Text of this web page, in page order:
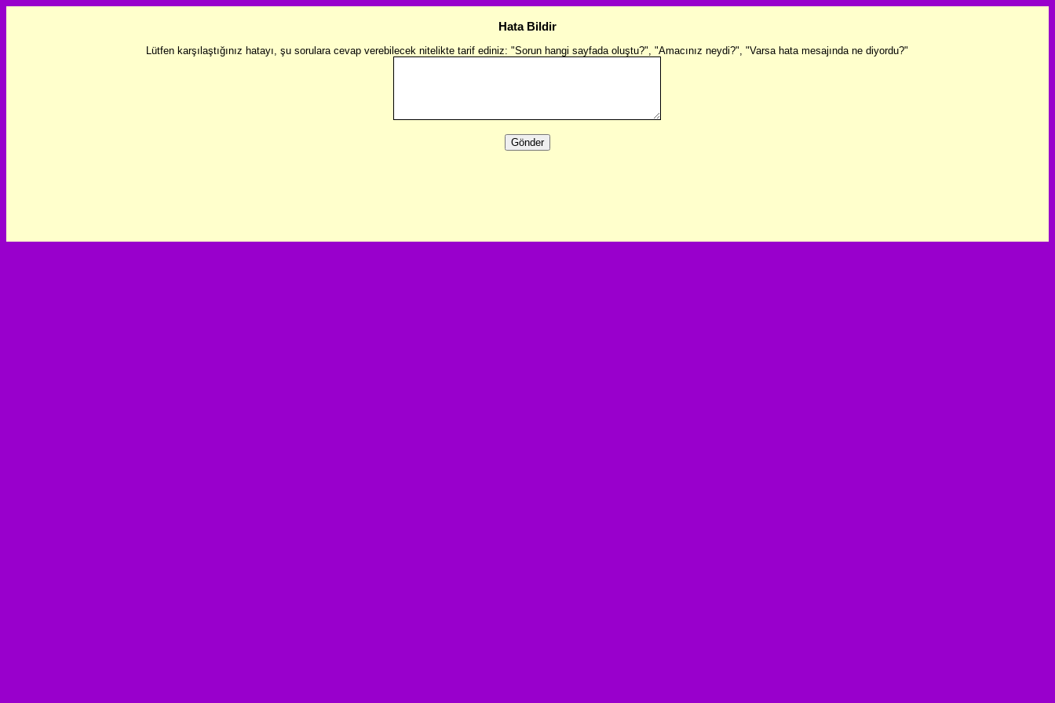
Hata Bildir
Lütfen karşılaştığınız hatayı, şu sorulara cevap verebilecek nitelikte tarif ediniz: "Sorun hangi sayfada oluştu?", "Amacınız neydi?", "Varsa hata mesajında ne diyordu?"